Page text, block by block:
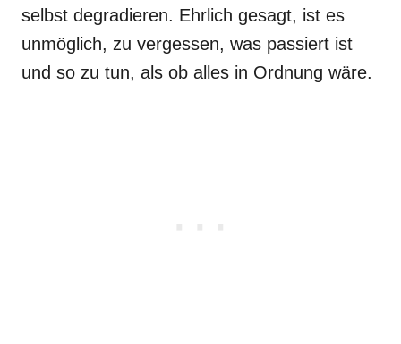
selbst degradieren. Ehrlich gesagt, ist es
unmöglich, zu vergessen, was passiert ist
und so zu tun, als ob alles in Ordnung wäre.